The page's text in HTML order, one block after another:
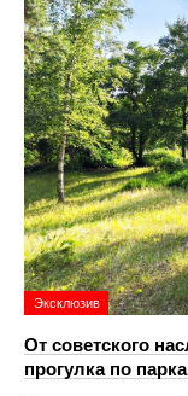
Эксклюзив
От советского
прогулка по